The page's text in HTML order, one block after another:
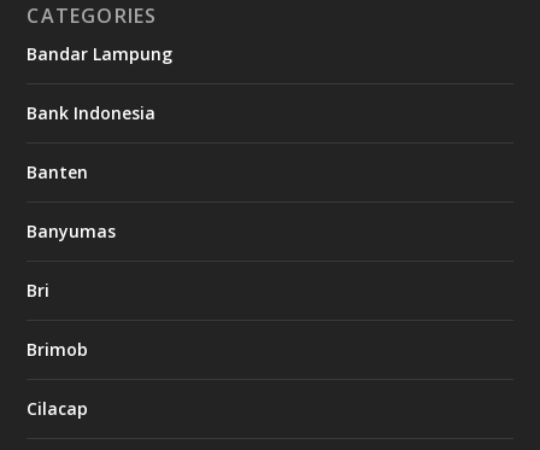
CATEGORIES
Bandar Lampung
Bank Indonesia
Banten
Banyumas
Bri
Brimob
Cilacap